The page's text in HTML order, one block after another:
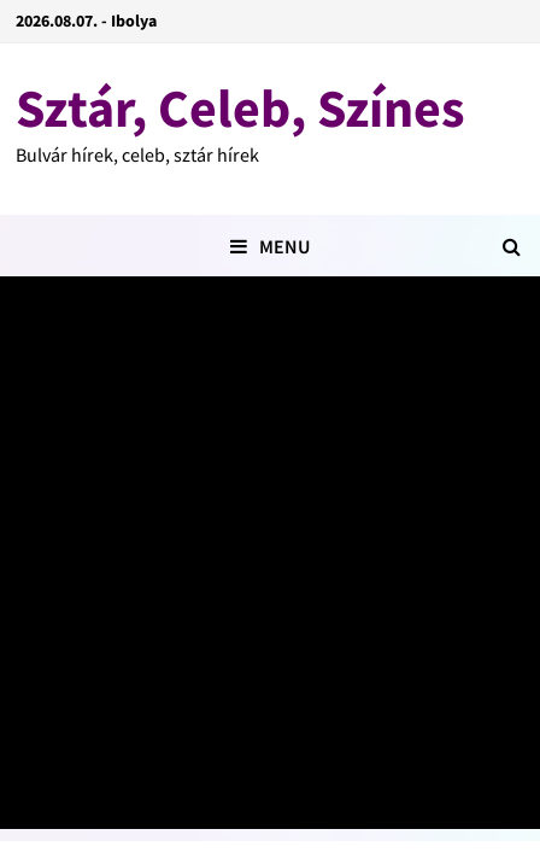
2026.08.07. - Ibolya
Sztár, Celeb, Színes
Bulvár hírek, celeb, sztár hírek
MENU